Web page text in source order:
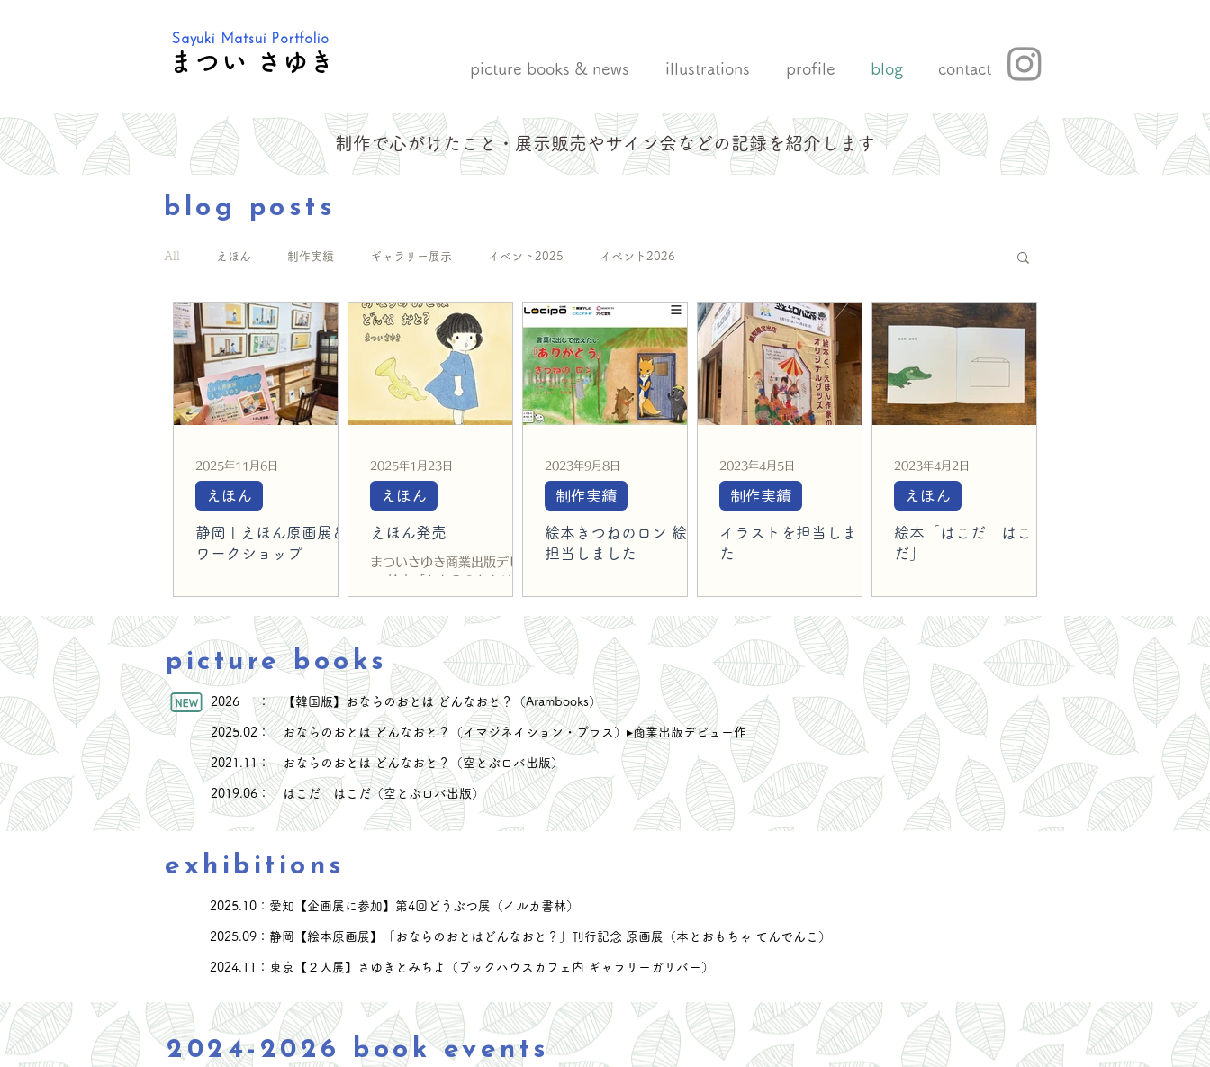
Sayuki Matsui Portfolio
まつい さゆき picture books & news illustrations profile blog contact
制作で心がけたこと・展示販売やサイン会などの記録を紹介します
All えほん 制作実績 ギャラリー展示 イベント2025 イベント2026
静岡 | えほん原画展＆
ワークショップ
※原画展：初日のみ13:00
スタート ※ワークショッ
プ：初日13:00～15:00 の
み開催 📍「本とおもちゃ
てんでんこ」さま（静岡県川
根本町千頭609-3） ------
--------------------------
--------------------------
--------------------------
--- 絵本「おならのおとはど
んなおと？」 （まついさゆ
き作 イマジネイション・プ
原画展、ありがとうございま
は、色鉛筆とパンパステル。
を、 主人公ななちゃんの想
像する形に描いた絵本。 絵
色、 お楽しみいただけたな
ら幸いです。 初日にはワー
クショップも。 ２－３歳の
えほん
2025年11月6日
えほん発売
まついさゆき商業出版デビュ
んなおと？」 公式サイトへ
のリンクもあります
えほん
2025年1月23日
絵本きつねのロン 絵を
担当しました
配信・えほん） ２０２３年
９月 無口なきつね、ロンが
主人公。 同じ森に住む動物
たちとのお話です。 -------
--------------------------
----- 【中京テレビ完全オリ
ジナル絵本】 『言葉に出し
て伝えたい「ありがとう」き
つねのロン』 監修：田村浩
平アナウンサー ぶん：かと
うゆうこ え ：まついさゆ
き -----------------------
ます。（無料動画） 2023
催の「すこやかフェスタ」で
は、 実物の絵本になった
す。 改めて、制作に関わっ
てくださった皆様、ありがと
うございました！ 【絵を担
制作実績
2023年9月8日
イラストを担当しまし
た
制作実績
2023年4月5日
絵本「はこだ はこ
だ」
ラインショップ ●空とぶロ
バ出版 ポップアップショッ
プ（愛知・東京など随時開
催） → 空とぶロバ出版
（@sora_roba2019）
2007~2008年に手製本で
つくった絵本を もとにし
て、2019年、 表紙も本編
もすべて描きなおして発行。
子ども達が、箱や新聞紙など
で遊ぶ姿を 見てつくった絵
本です。 ← 詳しくは、こ
えほん
2023年4月2日
blog posts
picture books
2026 ： 【韓国版】おならのおとは どんなおと？（Arambooks）
2025.02： おならのおとは どんなおと？（イマジネイション・プラス）▸商業出版デビュー作
2021.11： おならのおとは どんなおと？（空とぶロバ出版）
2019.06： はこだ はこだ（空とぶロバ出版）
exhibitions
​2025.10：愛知【企画展に参加】第4回どうぶつ展（イルカ書林）
​2025.09：静岡【絵本原画展】「おならのおとはどんなおと？」刊行記念 原画展（本とおもちゃ てんでんこ）
​2024.11：東京【２人展】さゆきとみちよ（ブックハウスカフェ内 ギャラリーガリバー）
2024-2026 book events